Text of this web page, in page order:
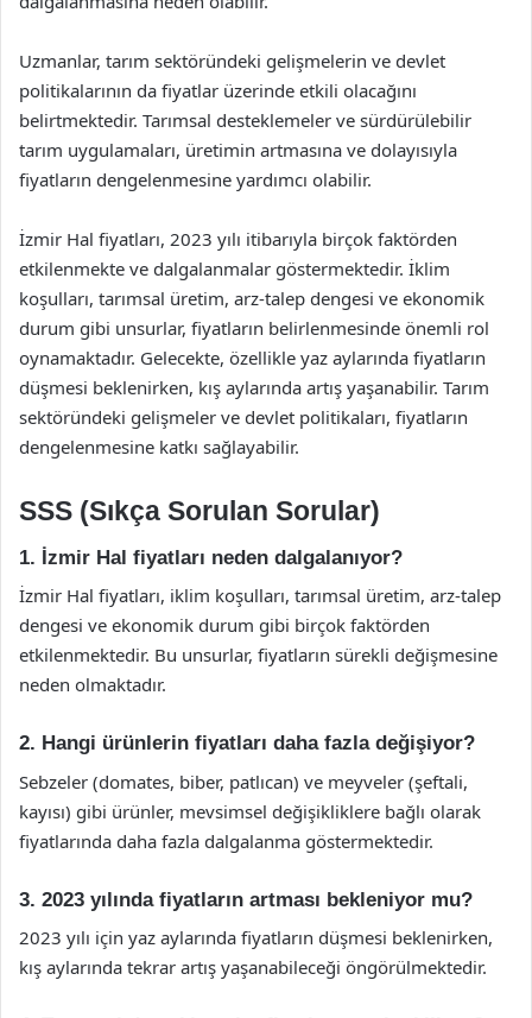
Uzmanlar, tarım sektöründeki gelişmelerin ve devlet
politikalarının da fiyatlar üzerinde etkili olacağını
belirtmektedir. Tarımsal desteklemeler ve sürdürülebilir
tarım uygulamaları, üretimin artmasına ve dolayısıyla
fiyatların dengelenmesine yardımcı olabilir.
İzmir Hal fiyatları, 2023 yılı itibarıyla birçok faktörden
etkilenmekte ve dalgalanmalar göstermektedir. İklim
koşulları, tarımsal üretim, arz-talep dengesi ve ekonomik
durum gibi unsurlar, fiyatların belirlenmesinde önemli rol
oynamaktadır. Gelecekte, özellikle yaz aylarında fiyatların
düşmesi beklenirken, kış aylarında artış yaşanabilir. Tarım
sektöründeki gelişmeler ve devlet politikaları, fiyatların
dengelenmesine katkı sağlayabilir.
SSS (Sıkça Sorulan Sorular)
1. İzmir Hal fiyatları neden dalgalanıyor?
İzmir Hal fiyatları, iklim koşulları, tarımsal üretim, arz-talep
dengesi ve ekonomik durum gibi birçok faktörden
etkilenmektedir. Bu unsurlar, fiyatların sürekli değişmesine
neden olmaktadır.
2. Hangi ürünlerin fiyatları daha fazla değişiyor?
Sebzeler (domates, biber, patlıcan) ve meyveler (şeftali,
kayısı) gibi ürünler, mevsimsel değişikliklere bağlı olarak
fiyatlarında daha fazla dalgalanma göstermektedir.
3. 2023 yılında fiyatların artması bekleniyor mu?
2023 yılı için yaz aylarında fiyatların düşmesi beklenirken,
kış aylarında tekrar artış yaşanabileceği öngörülmektedir.